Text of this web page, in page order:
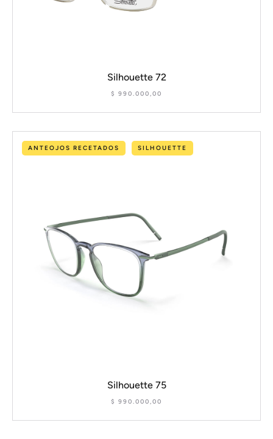
Silhouette 72
$ 990.000,00
ANTEOJOS RECETADOS SILHOUETTE
Silhouette 75
$ 990.000,00